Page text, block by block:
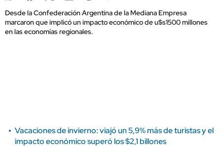
Desde la Confederación Argentina de la Mediana Empresa
marcaron que implicó un impacto económico de u$s1500 millones
en las economías regionales.
Vacaciones de invierno: viajó un 5,9% más de turistas y el
impacto económico superó los $2,1 billones